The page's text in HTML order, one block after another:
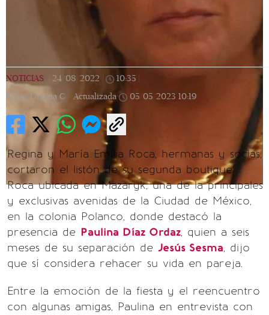
NOTICIAS 24/08/2022 10:35
Édgar Laguna C |
Actualizada 05/05/2023 10:19
Regina y María Emilia Roca, hermanas y socias,
cortaron el listón de su segunda boutique
Roca ubicada en Mazaryk, una de la principales
y exclusivas avenidas de la Ciudad de México,
en la colonia Polanco, donde destacó la
presencia de Paulina Díaz Ordaz, quien a seis
meses de su separación de Jesús Sesma, dijo
que sí considera rehacer su vida en pareja.
Entre la emoción de la fiesta y el reencuentro
con algunas amigas, Paulina en entrevista con